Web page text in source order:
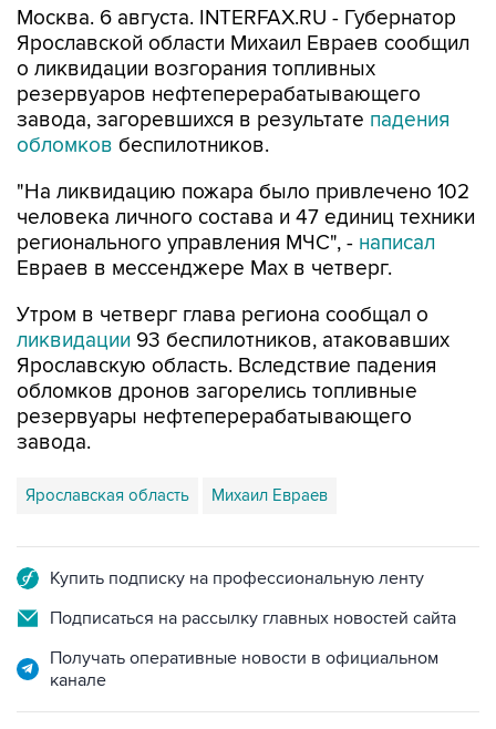
Москва. 6 августа. INTERFAX.RU - Губернатор
Ярославской области Михаил Евраев сообщил
о ликвидации возгорания топливных
резервуаров нефтеперерабатывающего
завода, загоревшихся в результате падения
обломков беспилотников.
"На ликвидацию пожара было привлечено 102
человека личного состава и 47 единиц техники
регионального управления МЧС", - написал
Евраев в мессенджере Мах в четверг.
Утром в четверг глава региона сообщал о
ликвидации 93 беспилотников, атаковавших
Ярославскую область. Вследствие падения
обломков дронов загорелись топливные
резервуары нефтеперерабатывающего
завода.
Ярославская область Михаил Евраев
Купить подписку на профессиональную ленту
Подписаться на рассылку главных новостей сайта
Получать оперативные новости в официальном
канале